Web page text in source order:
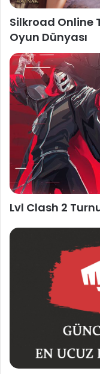
Silkroad Online
Oyun Dünyası
Lvl Clash 2